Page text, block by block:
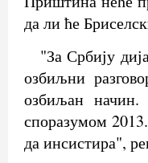
да ли ће
"За Србију
озбиљни
озбиљан
споразумом
да инсистира",